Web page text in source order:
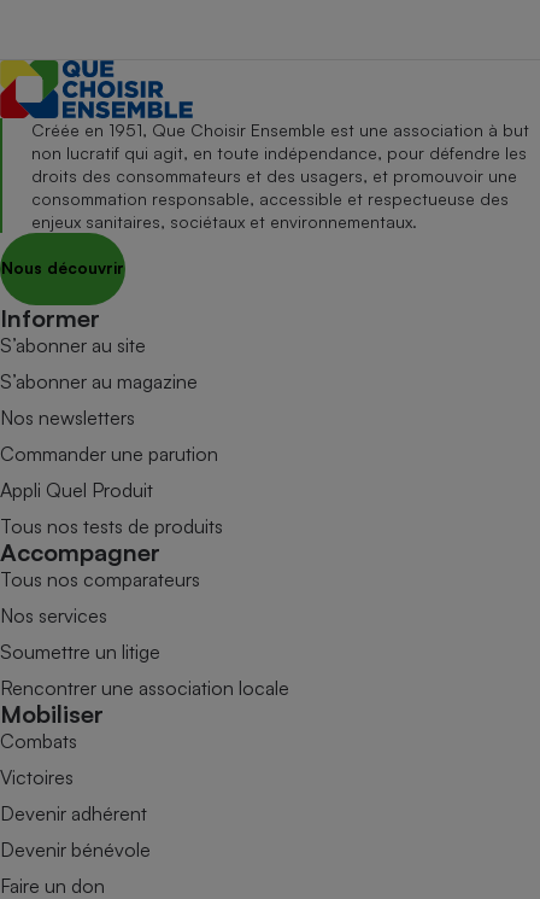
Créée en 1951, Que Choisir Ensemble est une association à but
non lucratif qui agit, en toute indépendance, pour défendre les
droits des consommateurs et des usagers, et promouvoir une
consommation responsable, accessible et respectueuse des
enjeux sanitaires, sociétaux et environnementaux.
Nous découvrir
Informer
S’abonner au site
S’abonner au magazine
Nos newsletters
Commander une parution
Appli Quel Produit
Tous nos tests de produits
Accompagner
Tous nos comparateurs
Nos services
Soumettre un litige
Rencontrer une association locale
Mobiliser
Combats
Victoires
Devenir adhérent
Devenir bénévole
Faire un don